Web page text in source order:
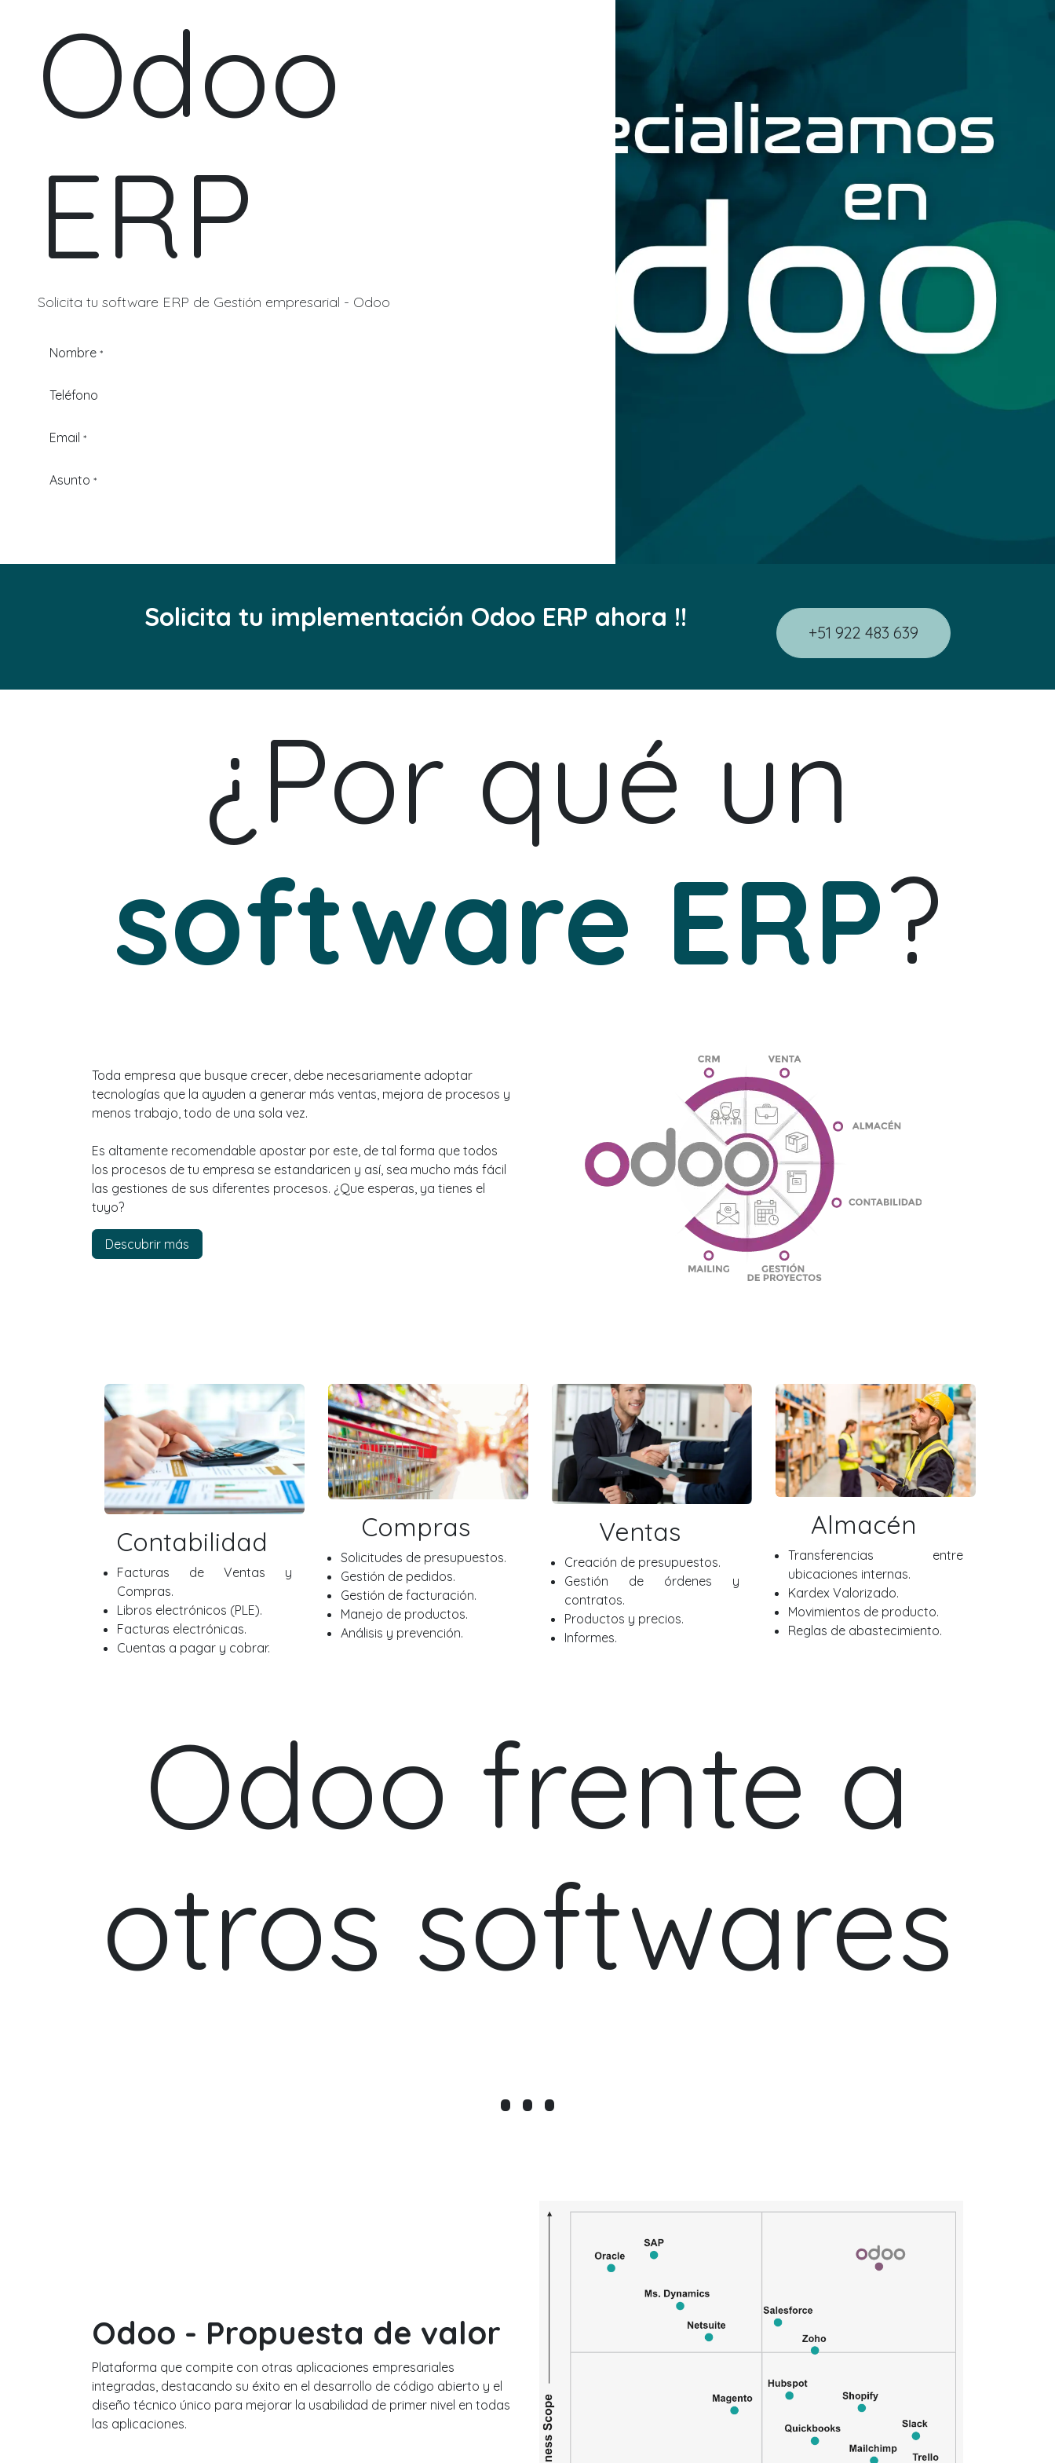
Odoo
ERP
Solicita tu software ERP de Gestión empresarial - Odoo
Nombre *
Teléfono
Email *
Asunto *
Solicita tu implementación Odoo ERP ahora !!
​​​​​​​​​​​​+​​51​ ​9​22​ ​4​8​3​ ​6​39
¿Por qué un
software ERP?
Toda empresa que busque crecer, debe necesariamente adoptar
tecnologías que la ayuden a generar más ventas, mejora de procesos y
menos trabajo, todo de una sola vez.
Es altamente recomendable apostar por este, de tal forma que todos
los procesos de tu empresa se estandaricen y así, sea mucho más fácil
las gestiones de sus diferentes procesos. ¿Que esperas, ya tienes el
tuyo?
Descubrir más
Contabilidad
Facturas de Ventas y
Compras.
Libros electrónicos (PLE).
Facturas electrónicas.
Cuentas a pagar y cobrar.
Compras
Solicitudes de presupuestos.
Gestión de pedidos.
Gestión de facturación.
Manejo de productos.
Análisis y prevención.
Ventas
Creación de presupuestos.
Gestión de órdenes y
contratos.
Productos y precios.
Informes.
Almacén
Transferencias entre
ubicaciones internas.
Kardex Valorizado.
Movimientos de producto.
Reglas de abastecimiento.
Odoo frente a
otros softwares
...
Odoo - Propuesta de valor
Plataforma que compite con otras aplicaciones empresariales
integradas, destacando su éxito en el desarrollo de código abierto y el
diseño técnico único para mejorar la usabilidad de primer nivel en todas
las aplicaciones.